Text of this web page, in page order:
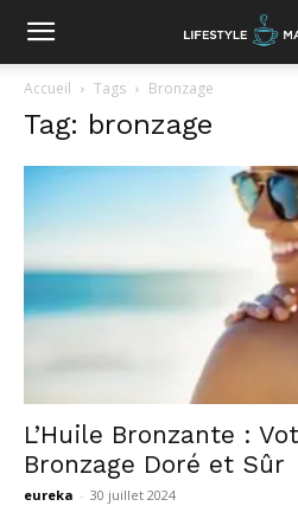
Accueil Tags Bronzage
Tag: bronzage
L’Huile Bronzante :
Bronzage Doré et Sûr
eureka - 30 juillet 2024